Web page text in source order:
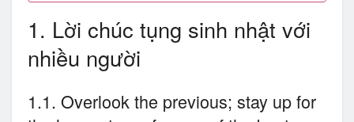
1. Lời chúc tụng sinh nhật với
nhiều người
1.1. Overlook the previous; stay up for